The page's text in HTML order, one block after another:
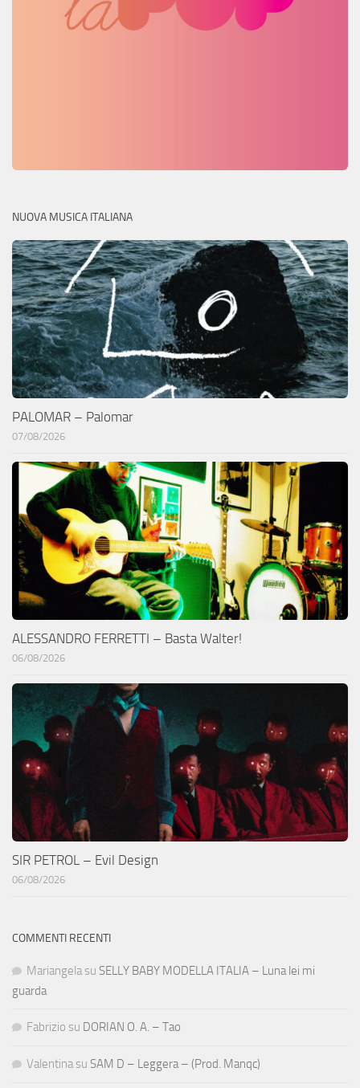
NUOVA MUSICA ITALIANA
PALOMAR – Palomar
07/08/2026
ALESSANDRO FERRETTI – Basta Walter!
06/08/2026
SIR PETROL – Evil Design
06/08/2026
COMMENTI RECENTI
Mariangela su SELLY BABY MODELLA ITALIA – Luna lei mi
guarda
Fabrizio su DORIAN O. A. – Tao
Valentina su SAM D – Leggera – (Prod. Manqc)